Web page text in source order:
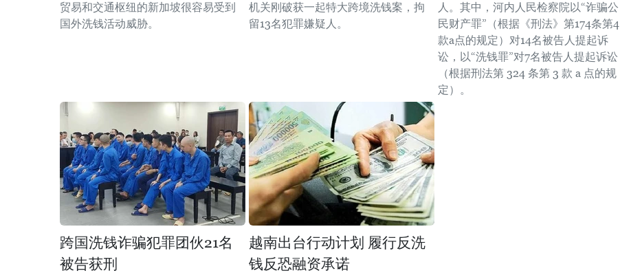
贸易和交通枢纽的新加坡很容易受到
国外洗钱活动威胁。
机关刚破获一起特大跨境洗钱案，拘
留13名犯罪嫌疑人。
人。其中，河内人民检察院以“诈骗公
民财产罪”（根据《刑法》第174条第4
款a点的规定）对14名被告人提起诉
讼，以“洗钱罪”对7名被告人提起诉讼
（根据刑法第 324 条第 3 款 a 点的规
定）。
跨国洗钱诈骗犯罪团伙21名
被告获刑
越南出台行动计划 履行反洗
钱反恐融资承诺